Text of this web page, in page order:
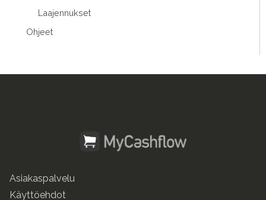
Laajennukset
Ohjeet
Asiakaspalvelu
Käyttöehdot